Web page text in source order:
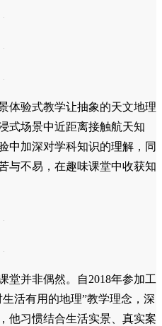
体验式教学让抽象的天文地理
式场景中近距离接触航天知
中加深对学科知识的理解，同
与不易，在趣味课堂中收获知
堂并非偶然。自2018年参加工
活有用的地理”教学理念，深
他习惯结合生活实景、真实案